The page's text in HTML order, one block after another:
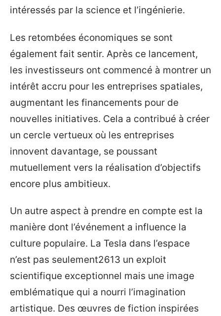
intéressés par la science et l’ingénierie.
Les retombées économiques se sont
également fait sentir. Après ce lancement,
les investisseurs ont commencé à montrer un
intérêt accru pour les entreprises spatiales,
augmentant les financements pour de
nouvelles initiatives. Cela a contribué à créer
un cercle vertueux où les entreprises
innovent davantage, se poussant
mutuellement vers la réalisation d’objectifs
encore plus ambitieux.
Un autre aspect à prendre en compte est la
manière dont l’événement a influence la
culture populaire. La Tesla dans l’espace
n’est pas seulement2613 un exploit
scientifique exceptionnel mais une image
emblématique qui a nourri l’imagination
artistique. Des œuvres de fiction inspirées